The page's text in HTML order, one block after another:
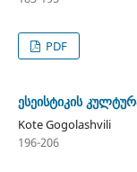
PDF
ესეისტიკის
Kote Gogolashvili
196-206